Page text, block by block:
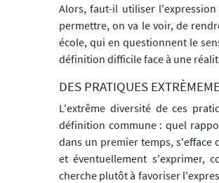
Alors, faut-il utiliser
permettre, on va le voir, de
école, qui en questionnent le
définition difficile face à une
DES PRATIQUES
L'extrême diversité de ces
définition commune : quel
dans un premier temps, s'efface
et éventuellement s'exprimer,
cherche plutôt à favoriser